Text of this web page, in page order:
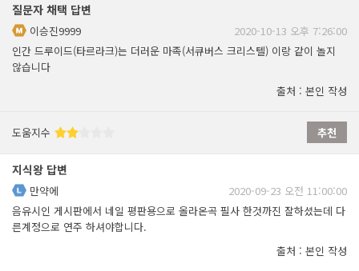
질문자 채택 답변
이승진9999
2020-10-13 오후 7:26:00
인간 드루이드(타르라크)는 더러운 마족(서큐버스 크리스텔) 이랑 같이 놀지
않습니다
출처 : 본인 작성
도움지수 추천
지식왕 답변
만약에
2020-09-23 오전 11:00:00
음유시인 게시판에서 네일 평판용으로 올라온곡 필사 한것까진 잘하셨는데 다
른계정으로 연주 하셔야합니다.
출처 : 본인 작성